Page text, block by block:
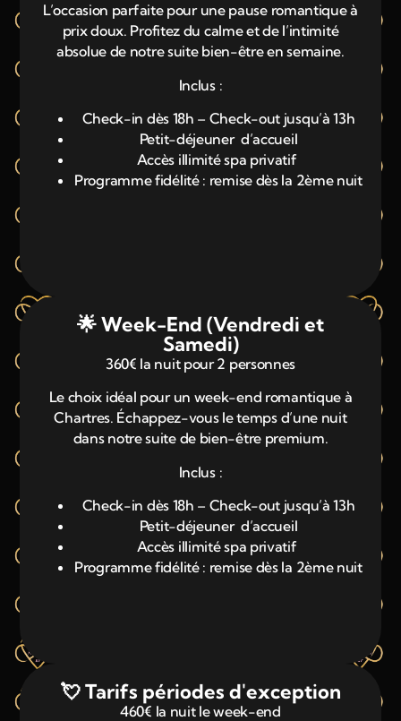
L’occasion parfaite pour une pause romantique à
prix doux. Profitez du calme et de l’intimité
absolue de notre suite bien-être en semaine.
Inclus :
Check-in dès 18h – Check-out jusqu’à 13h
Petit-déjeuner d’accueil
Accès illimité spa privatif
Programme fidélité : remise dès la 2ème nuit
🌟 Week-End (Vendredi et
Samedi)
360€ la nuit pour 2 personnes
Le choix idéal pour un week-end romantique à
Chartres. Échappez-vous le temps d’une nuit
dans notre suite de bien-être premium.
Inclus :
Check-in dès 18h – Check-out jusqu’à 13h
Petit-déjeuner d’accueil
Accès illimité spa privatif
Programme fidélité : remise dès la 2ème nuit
💘 Tarifs périodes d'exception
460€ la nuit le week-end